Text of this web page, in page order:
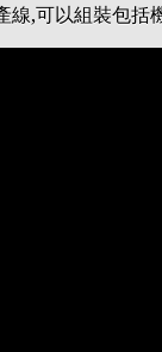
線,可以組裝包括